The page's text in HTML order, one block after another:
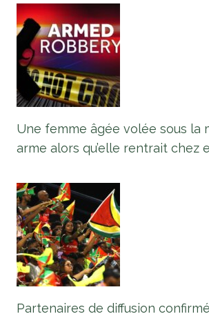
Une femme âgée volée sous la
arme alors qu’elle rentrait chez
Partenaires de diffusion